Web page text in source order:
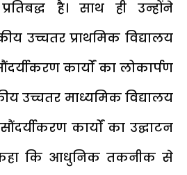
है। साथ ही उन्होंने
उच्चतर प्राथमिक विद्यालय
कार्यों का लोकार्पण
उच्चतर माध्यमिक विद्यालय
कार्यों का उद्घाटन
कि आधुनिक तकनीक से